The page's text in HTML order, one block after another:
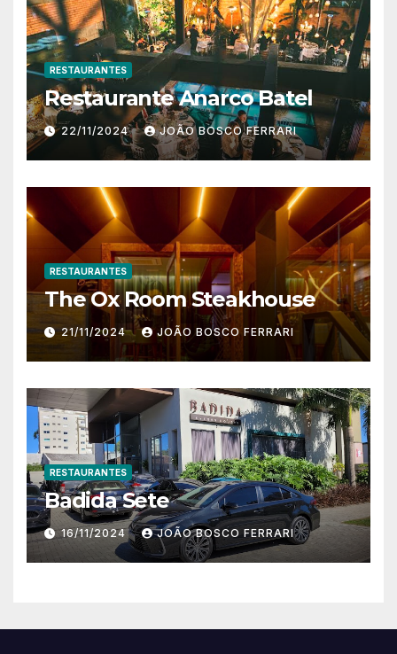
RESTAURANTES
Restaurante Anarco Batel
22/11/2024 JOÃO BOSCO FERRARI
RESTAURANTES
The Ox Room Steakhouse
21/11/2024 JOÃO BOSCO FERRARI
RESTAURANTES
Badida Sete
16/11/2024 JOÃO BOSCO FERRARI